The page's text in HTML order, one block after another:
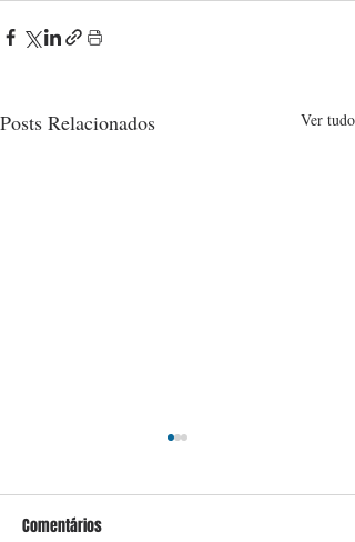
Posts Relacionados Ver tudo
Comentários